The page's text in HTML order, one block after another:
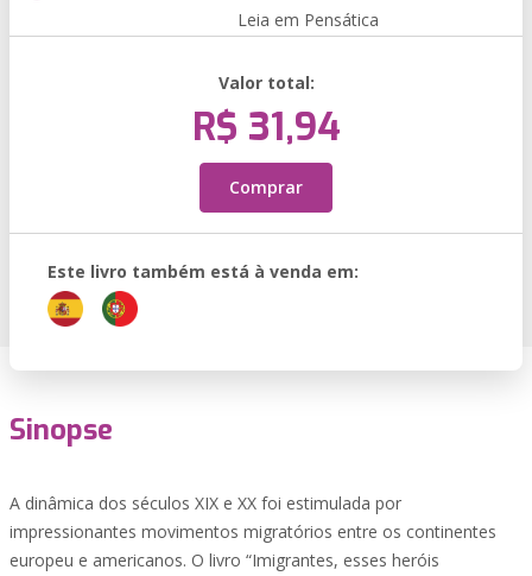
Leia em Pensática
Valor total:
R$ 31,94
Comprar
Este livro também está à venda em:
Sinopse
A dinâmica dos séculos XIX e XX foi estimulada por
impressionantes movimentos migratórios entre os continentes
europeu e americanos. O livro “Imigrantes, esses heróis